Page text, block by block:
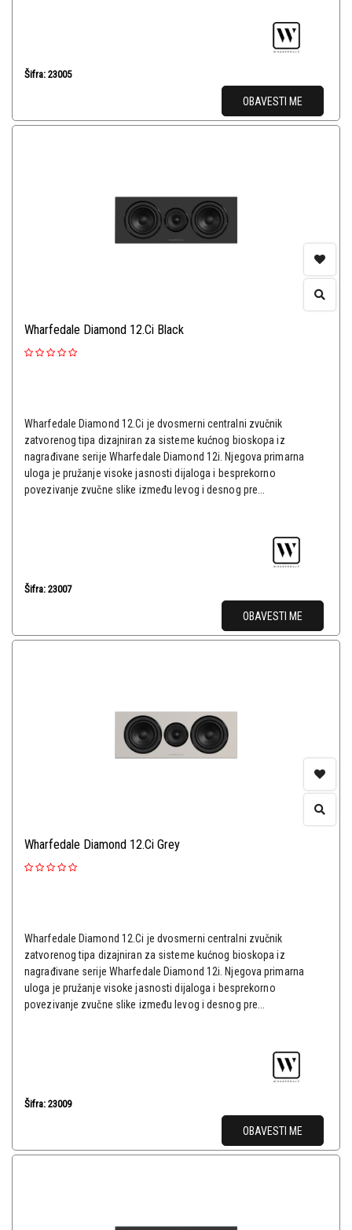
Šifra: 23005
OBAVESTI ME
Wharfedale Diamond 12.Ci Black
Wharfedale Diamond 12.Ci je dvosmerni centralni zvučnik
zatvorenog tipa dizajniran za sisteme kućnog bioskopa iz
nagrađivane serije Wharfedale Diamond 12i. Njegova primarna
uloga je pružanje visoke jasnosti dijaloga i besprekorno
povezivanje zvučne slike između levog i desnog pre...
Šifra: 23007
OBAVESTI ME
Wharfedale Diamond 12.Ci Grey
Wharfedale Diamond 12.Ci je dvosmerni centralni zvučnik
zatvorenog tipa dizajniran za sisteme kućnog bioskopa iz
nagrađivane serije Wharfedale Diamond 12i. Njegova primarna
uloga je pružanje visoke jasnosti dijaloga i besprekorno
povezivanje zvučne slike između levog i desnog pre...
Šifra: 23009
OBAVESTI ME